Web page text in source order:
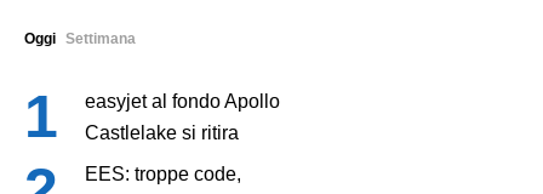
Oggi Settimana
easyjet al fondo Apollo
Castlelake si ritira
EES: troppe code,